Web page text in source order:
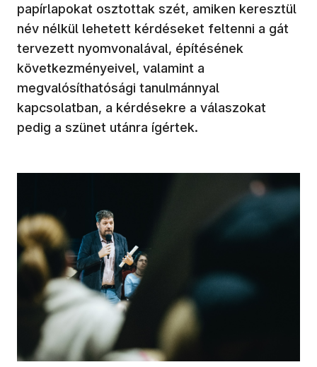
papírlapokat osztottak szét, amiken keresztül
név nélkül lehetett kérdéseket feltenni a gát
tervezett nyomvonalával, építésének
következményeivel, valamint a
megvalósíthatósági tanulmánnyal
kapcsolatban, a kérdésekre a válaszokat
pedig a szünet utánra ígértek.